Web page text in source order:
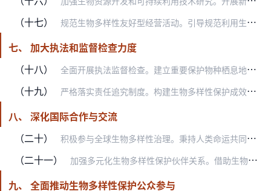
（十七） 规范生物多样性友好型经营活动。引导规范利用生物资源，发展野生生物资源人工繁育培育利用、生物质转化利用、农作物和森林草原病虫害绿色防控等绿色产业。进一步扩大生物多…
七、 加大执法和监督检查力度
（十八）
全面开展执法监督检查。建立重要保护物种栖息地生态破坏定期遥感监测机制，将危害国家重点保护野生动植物及其栖息地行为和整治情况纳入中央生态环境保护督察、“绿盾”自然…
（十九） 严格落实责任追究制度。构建生物多样性保护成效考核指标体系，将生物多样性保护成效作为党政领导班子和领导干部综合考核评价及责任追究、离任审计的重要参考，对造成生态环…
八、 深化国际合作与交流
（二十）
积极参与全球生物多样性治理。秉持人类命运共同体理念，主动参与全球多边环境治理，加强关键议题交流磋商，推动制定“2020年后全球生物多样性框架”，切实履行我国参加…
（二十一） 加强多元化生物多样性保护伙伴关系。借助生物多样性公约和湿地公约等缔约方大会、“一带一路”绿色发展国际联盟等契机和平台，加强生物多样性保护与绿色发展领域的双多边对…
九、 全面推动生物多样性保护公众参与